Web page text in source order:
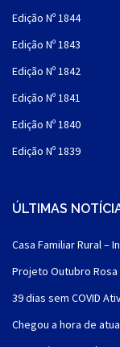
Edição Nº 1844
Edição Nº 1843
Edição Nº 1842
Edição Nº 1841
Edição Nº 1840
Edição Nº 1839
ÚLTIMAS
Casa Familiar Rural –
Projeto Outubro Rosa
39 dias sem COVID
Chegou a hora de